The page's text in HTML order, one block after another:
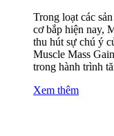
Trong loạt các
cơ bắp hiện nay,
thu hút sự chú ý
Muscle Mass
trong hành trình
Xem thêm